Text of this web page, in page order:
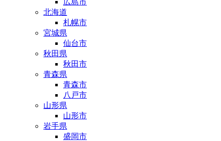
広島市
北海道
札幌市
宮城県
仙台市
秋田県
秋田市
青森県
青森市
八戸市
山形県
山形市
岩手県
盛岡市